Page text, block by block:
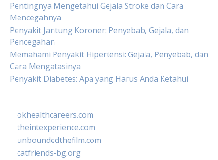
Pentingnya Mengetahui Gejala Stroke dan Cara
Mencegahnya
Penyakit Jantung Koroner: Penyebab, Gejala, dan
Pencegahan
Memahami Penyakit Hipertensi: Gejala, Penyebab, dan
Cara Mengatasinya
Penyakit Diabetes: Apa yang Harus Anda Ketahui
okhealthcareers.com
theintexperience.com
unboundedthefilm.com
catfriends-bg.org